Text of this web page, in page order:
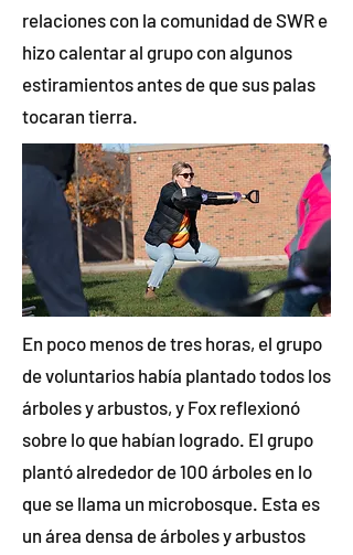
relaciones con la comunidad de SWR e
hizo calentar al grupo con algunos
estiramientos antes de que sus palas
tocaran tierra.
En poco menos de tres horas, el grupo
de voluntarios había plantado todos los
árboles y arbustos, y Fox reflexionó
sobre lo que habían logrado. El grupo
plantó alrededor de 100 árboles en lo
que se llama un microbosque. Esta es
un área densa de árboles y arbustos